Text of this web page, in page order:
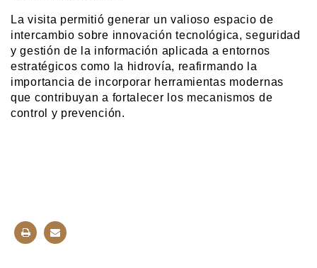
La visita permitió generar un valioso espacio de
intercambio sobre innovación tecnológica, seguridad
y gestión de la información aplicada a entornos
estratégicos como la hidrovía, reafirmando la
importancia de incorporar herramientas modernas
que contribuyan a fortalecer los mecanismos de
control y prevención.